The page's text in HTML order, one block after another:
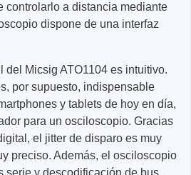
controlarlo a distancia mediante
dispone de una interfaz
del Micsig ATO1104 es intuitivo.
por supuesto, indispensable
y tablets de hoy en día,
para un osciloscopio. Gracias
el jitter de disparo es muy
preciso. Además, el osciloscopio